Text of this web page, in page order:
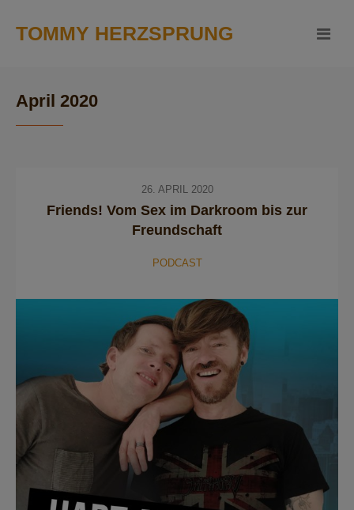
TOMMY HERZSPRUNG
April 2020
26. APRIL 2020
Friends! Vom Sex im Darkroom bis zur
Freundschaft
PODCAST